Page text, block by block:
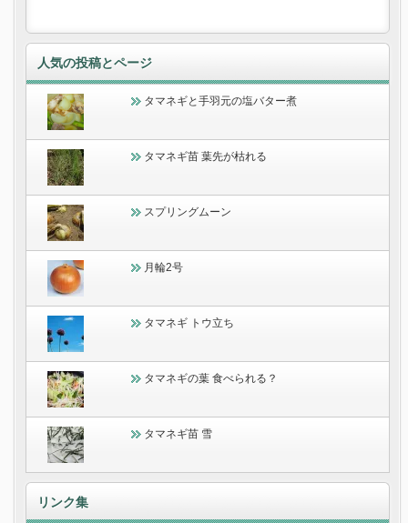
人気の投稿とページ
タマネギと手羽元の塩バター煮
タマネギ苗 葉先が枯れる
スプリングムーン
月輪2号
タマネギ トウ立ち
タマネギの葉 食べられる？
タマネギ苗 雪
リンク集